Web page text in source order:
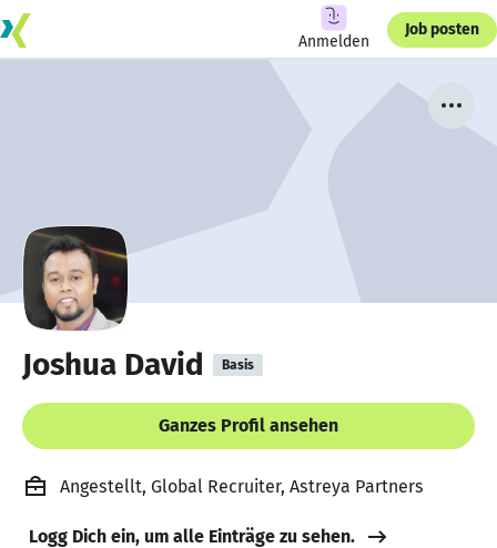
Anmelden
Job posten
Joshua David Basis
Ganzes Profil ansehen
Angestellt, Global Recruiter, Astreya Partners
Logg Dich ein, um alle Einträge zu sehen.